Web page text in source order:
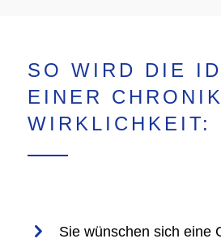
SO WIRD DIE
EINER CHRONIK
WIRKLICHKEIT:
Sie wünschen sich eine